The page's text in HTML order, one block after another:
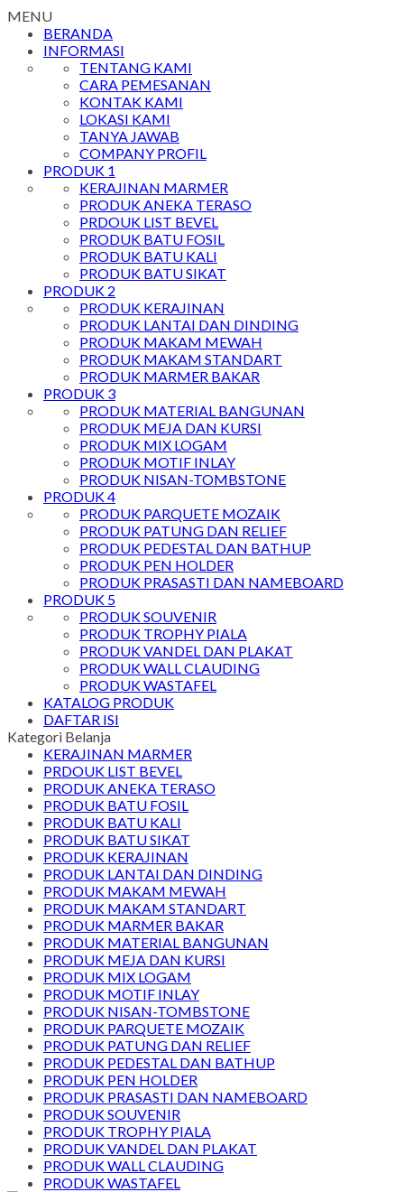
MENU
BERANDA
INFORMASI
TENTANG KAMI
CARA PEMESANAN
KONTAK KAMI
LOKASI KAMI
TANYA JAWAB
COMPANY PROFIL
PRODUK 1
KERAJINAN MARMER
PRODUK ANEKA TERASO
PRDOUK LIST BEVEL
PRODUK BATU FOSIL
PRODUK BATU KALI
PRODUK BATU SIKAT
PRODUK 2
PRODUK KERAJINAN
PRODUK LANTAI DAN DINDING
PRODUK MAKAM MEWAH
PRODUK MAKAM STANDART
PRODUK MARMER BAKAR
PRODUK 3
PRODUK MATERIAL BANGUNAN
PRODUK MEJA DAN KURSI
PRODUK MIX LOGAM
PRODUK MOTIF INLAY
PRODUK NISAN-TOMBSTONE
PRODUK 4
PRODUK PARQUETE MOZAIK
PRODUK PATUNG DAN RELIEF
PRODUK PEDESTAL DAN BATHUP
PRODUK PEN HOLDER
PRODUK PRASASTI DAN NAMEBOARD
PRODUK 5
PRODUK SOUVENIR
PRODUK TROPHY PIALA
PRODUK VANDEL DAN PLAKAT
PRODUK WALL CLAUDING
PRODUK WASTAFEL
KATALOG PRODUK
DAFTAR ISI
Kategori Belanja
KERAJINAN MARMER
PRDOUK LIST BEVEL
PRODUK ANEKA TERASO
PRODUK BATU FOSIL
PRODUK BATU KALI
PRODUK BATU SIKAT
PRODUK KERAJINAN
PRODUK LANTAI DAN DINDING
PRODUK MAKAM MEWAH
PRODUK MAKAM STANDART
PRODUK MARMER BAKAR
PRODUK MATERIAL BANGUNAN
PRODUK MEJA DAN KURSI
PRODUK MIX LOGAM
PRODUK MOTIF INLAY
PRODUK NISAN-TOMBSTONE
PRODUK PARQUETE MOZAIK
PRODUK PATUNG DAN RELIEF
PRODUK PEDESTAL DAN BATHUP
PRODUK PEN HOLDER
PRODUK PRASASTI DAN NAMEBOARD
PRODUK SOUVENIR
PRODUK TROPHY PIALA
PRODUK VANDEL DAN PLAKAT
PRODUK WALL CLAUDING
PRODUK WASTAFEL